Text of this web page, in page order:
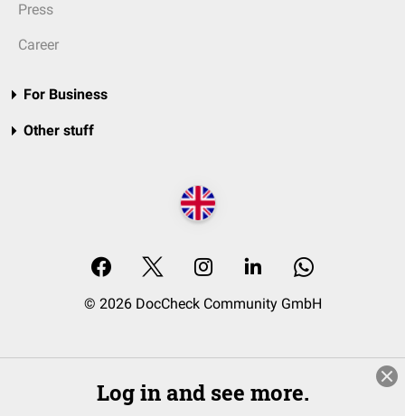
Press
Career
For Business
Other stuff
© 2026 DocCheck Community GmbH
Log in and see more.